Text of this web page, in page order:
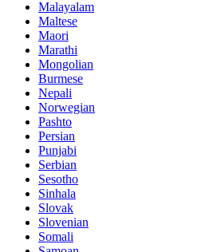
Malayalam
Maltese
Maori
Marathi
Mongolian
Burmese
Nepali
Norwegian
Pashto
Persian
Punjabi
Serbian
Sesotho
Sinhala
Slovak
Slovenian
Somali